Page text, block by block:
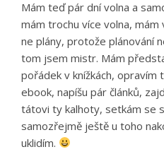
Mám teď pár dní volna a
mám trochu více volna,
ne plány, protože plánování
tom jsem mistr. Mám
pořádek v knížkách, opravím
ebook, napíšu pár článků,
tátovi ty kalhoty, setkám se
samozřejmě ještě u toho
uklidím.